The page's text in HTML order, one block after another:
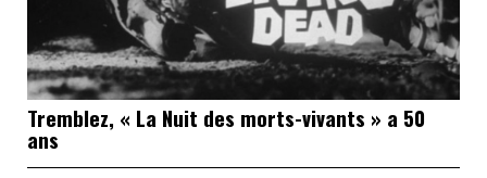
Tremblez, « La Nuit des morts-vivants » a 50
ans